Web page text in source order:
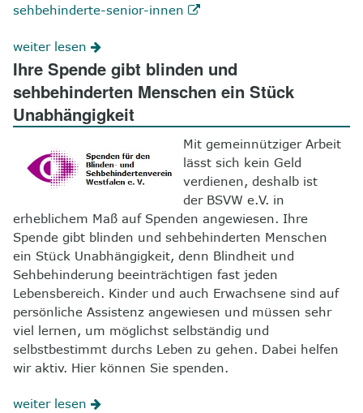
sehbehinderte-senior-innen
weiter lesen
Ihre Spende gibt blinden und
sehbehinderten Menschen ein Stück
Unabhängigkeit
Mit gemeinnütziger Arbeit
lässt sich kein Geld
verdienen, deshalb ist
der BSVW e.V. in
erheblichem Maß auf Spenden angewiesen. Ihre
Spende gibt blinden und sehbehinderten Menschen
ein Stück Unabhängigkeit, denn Blindheit und
Sehbehinderung beeinträchtigen fast jeden
Lebensbereich. Kinder und auch Erwachsene sind auf
persönliche Assistenz angewiesen und müssen sehr
viel lernen, um möglichst selbständig und
selbstbestimmt durchs Leben zu gehen. Dabei helfen
wir aktiv. Hier können Sie spenden.
weiter lesen